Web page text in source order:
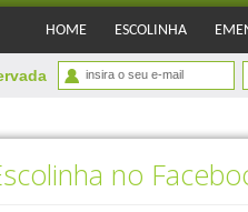
HOME ESCOLINHA
no